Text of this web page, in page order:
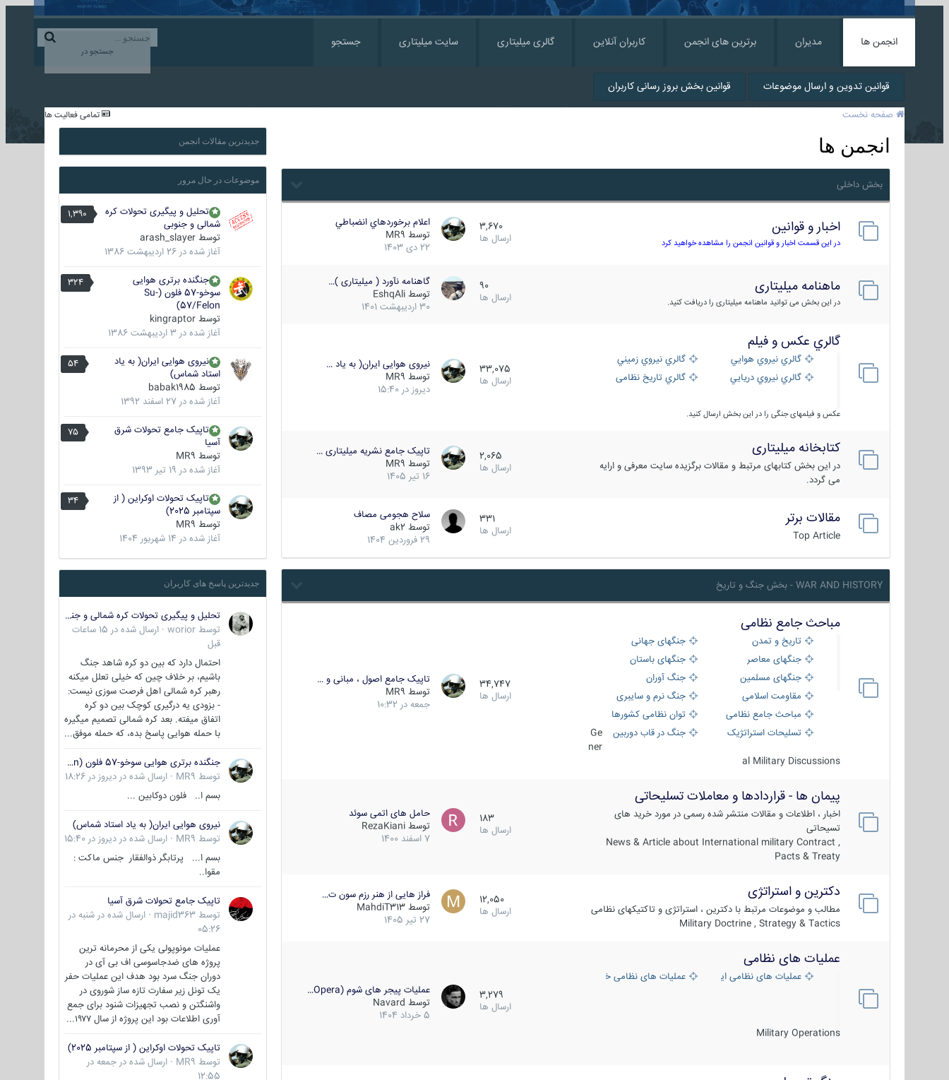
جستجو در
انجمن ها مدیران برترین های انجمن کاربران آنلاین گالری میلیتاری سایت میلیتاری جستجو
قوانین تدوین و ارسال موضوعات قوانین بخش بروز رسانی کاربران
تمامی فعالیت ها صفحه نخست
انجمن ها
بخش داخلی
اخبار و قوانین
در این قسمت اخبار و قوانین انجمن را مشاهده خواهید کرد
3,670
ارسال ها
اعلام برخوردهاي انضباطي
توسط MR9
22 دی 1403
ماهنامه میلیتاری
در این بخش می توانید ماهنامه میلیتاری را دریافت کنید.
90
ارسال ها
گاهنامه نآورد ( میلیتاری )…
توسط EshqAli
30 اردیبهشت 1401
گالري عكس و فيلم
گالري نيروي هوايي
گالري نيروي زميني
گالري نيروي دريايي
گالري تاریخ نظامی
عکس و فیلمهای جنگی را در این بخش ارسال کنید.
33,075
ارسال ها
نیروی هوایی ایران( به یاد …
توسط MR9
دیروز در 15:40
کتابخانه میلیتاری
در این بخش کتابهای مرتبط و مقالات برگزیده سایت معرفی و ارایه
می گردد.
2,065
ارسال ها
تاپیک جامع نشریه میلیتاری …
توسط MR9
16 تیر 1405
مقالات برتر
Top Article
331
ارسال ها
سلاح هجومی مصاف
توسط ak2
29 فروردین 1404
WAR AND HISTORY - بخش جنگ و تاریخ
مباحث جامع نظامی
تاریخ و تمدن
جنگهای جهانی
جنگهای معاصر
جنگهای باستان
جنگهای مسلمین
جنگ آوران
مقاومت اسلامی
جنگ نرم و سایبری
مباحث جامع نظامی
توان نظامی کشورها
تسلیحات استراتژیک
جنگ در قاب دوربین
Ge
ner
al Military Discussions
34,747
ارسال ها
تاپیک جامع اصول ، مبانی و …
توسط MR9
جمعه در 10:32
پیمان ها - قراردادها و معاملات تسلیحاتی
اخبار ، اطلاعات و مقالات منتشر شده رسمی در مورد خرید های
تسیحاتی
News & Article about International military Contract ,
Pacts & Treaty
183
ارسال ها
حامل های اتمی سوئد
توسط RezaKiani
7 اسفند 1400
دکترین و استراتژی
مطالب و موضوعات مرتبط با دکترین ، استراتژی و تاکتیکهای نظامی
Military Doctrine , Strategy & Tactics
12,050
ارسال ها
فراز هایی از هنر رزم سون ت…
توسط MahdiT313
27 تیر 1405
عملیات های نظامی
عملیات های نظامی ایران عملیات های نظامی خارجی
Military Operations
3,279
ارسال ها
عملیات پیجر های شوم (Opera…
توسط Navard
5 خرداد 1404
جدیدترین مقالات انجمن
موضوعات در حال مرور
1,390
تحلیل و پیگیری تحولات کره
شمالی و جنوبی
توسط arash_slayer
آغاز شده در 26 اردیبهشت 1386
324
جنگنده برتری هوایی
سوخو-57 فلون (Su-
57/Felon)
توسط kingraptor
آغاز شده در 3 اردیبهشت 1386
54
نیروی هوایی ایران( به یاد
استاد شماس)
توسط babak1985
آغاز شده در 27 اسفند 1392
75
تاپیک جامع تحولات شرق
آسیا
توسط MR9
آغاز شده در 19 تیر 1393
34
تاپیک تحولات اوکراین ( از
سپتامبر 2025)
توسط MR9
آغاز شده در 14 شهریور 1404
جدیدترین پاسخ های کاربران
تحلیل و پیگیری تحولات کره شمالی و جنوبی
توسط worior
· ارسال شده در
15 ساعات
قبل
احتمال دارد که بین دو کره شاهد جنگ
باشیم، بر خلاف چین که خیلی تعلل میکنه
رهبر کره شمالی اهل فرصت سوزی نیست:
- بزودی یه درگیری کوچک بین دو کره
اتفاق میفته. بعد کره شمالی تصمیم میگیره
با حمله هوایی پاسخ بده، که حمله موفق...
جنگنده برتری هوایی سوخو-57 فلون (Su-57/Felon)
توسط MR9
· ارسال شده در دیروز در 18:26
بسم ا.. فلون دوکابین ...
نیروی هوایی ایران( به یاد استاد شماس)
توسط MR9
· ارسال شده در دیروز در 15:40
بسم ا... پرتابگر ذوالفقار جنس ماکت :
مقوا..
تاپیک جامع تحولات شرق آسیا
توسط majid363
· ارسال شده در شنبه در
05:26
عملیات مونوپولی یکی از محرمانه ترین
پروژه های ضدجاسوسی اف بی آی در
دوران جنگ سرد بود هدف این عملیات حفر
یک تونل زیر سفارت تازه ساز شوروی در
واشنگتن و نصب تجهیزات شنود برای جمع
آوری اطلاعات بود این پروژه از سال ۱۹۷۷...
تاپیک تحولات اوکراین ( از سپتامبر 2025)
توسط MR9
· ارسال شده در جمعه در
12:55